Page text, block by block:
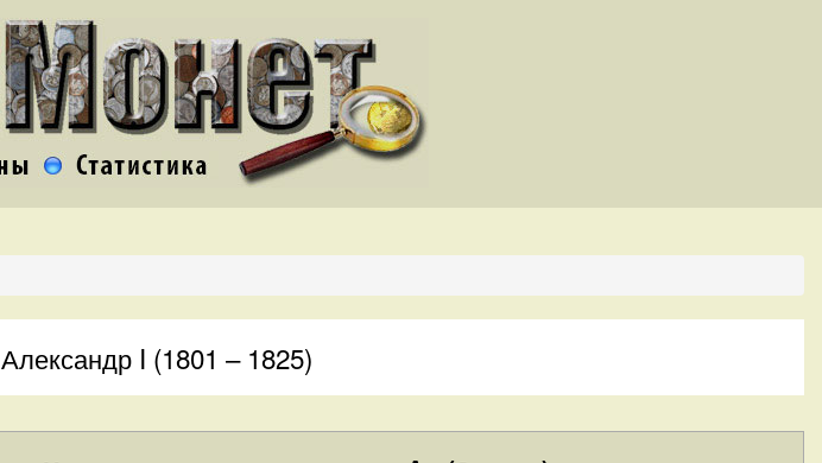
Александр I (1801 – 1825)